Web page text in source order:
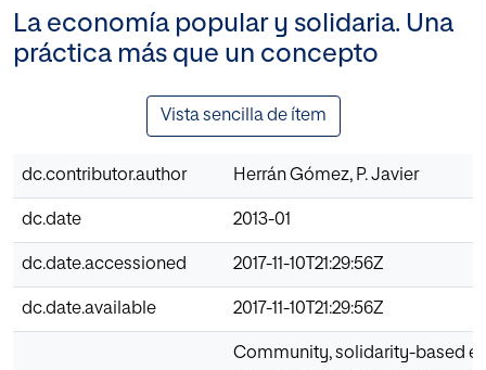
La economía popular y solidaria. Una
práctica más que un concepto
Vista sencilla de ítem
dc.contributor.author Herrán Gómez, P. Javier
dc.date 2013-01
dc.date.accessioned 2017-11-10T21:29:56Z
dc.date.available 2017-11-10T21:29:56Z
Community, solidarity-based